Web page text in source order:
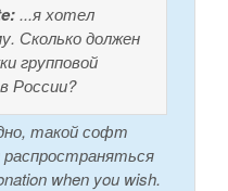
...я хотел
Сколько должен
групповой
России?
такой софт
when you wish.